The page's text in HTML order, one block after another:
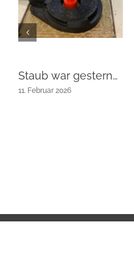
Staub war gestern…
11. Februar 2026